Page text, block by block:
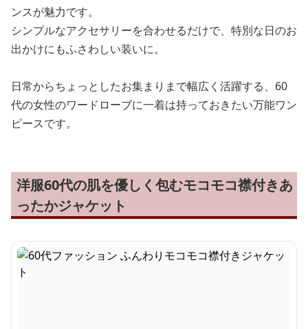
ンスが魅力です。
シンプルなアクセサリーを合わせるだけで、特別な日のお
出かけにもふさわしい装いに。
日常からちょっとしたお集まりまで幅広く活躍する、60
代の女性のワードローブに一着は持っておきたい万能ワン
ピースです。
洋服60代の肌を優しく包むモコモコ襟付きあ
ったかジャケット